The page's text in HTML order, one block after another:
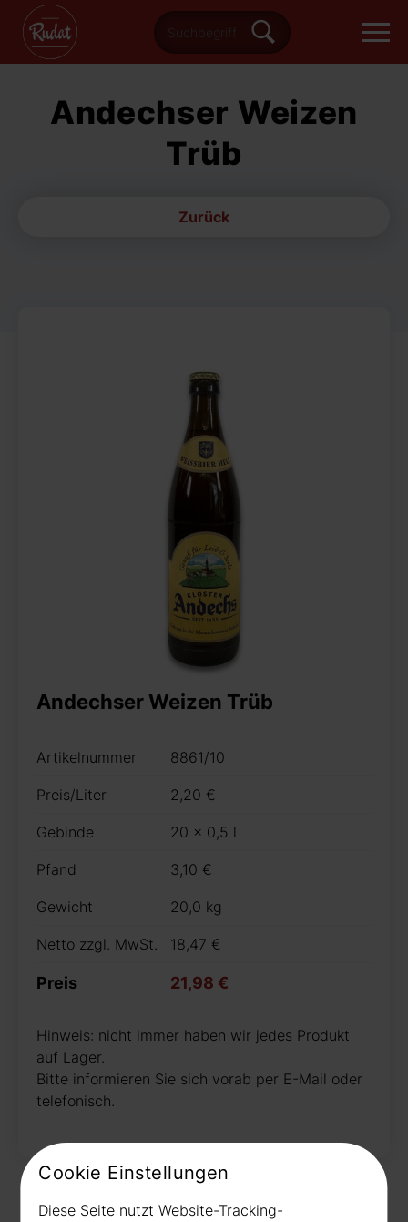
Andechser Weizen
Trüb
Zurück
Andechser Weizen Trüb
Artikelnummer 8861/10
Preis/Liter 2,20 €
Gebinde 20 x 0,5 l
Pfand 3,10 €
Gewicht 20,0 kg
Netto zzgl. MwSt. 18,47 €
Preis 21,98 €
Hinweis: nicht immer haben wir jedes Produkt
auf Lager.
Bitte informieren Sie sich vorab per E-Mail oder
telefonisch.
Cookie Einstellungen
Diese Seite nutzt Website-Tracking-